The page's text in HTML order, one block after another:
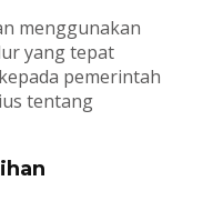
menggunakan
yang tepat
pemerintah
tentang